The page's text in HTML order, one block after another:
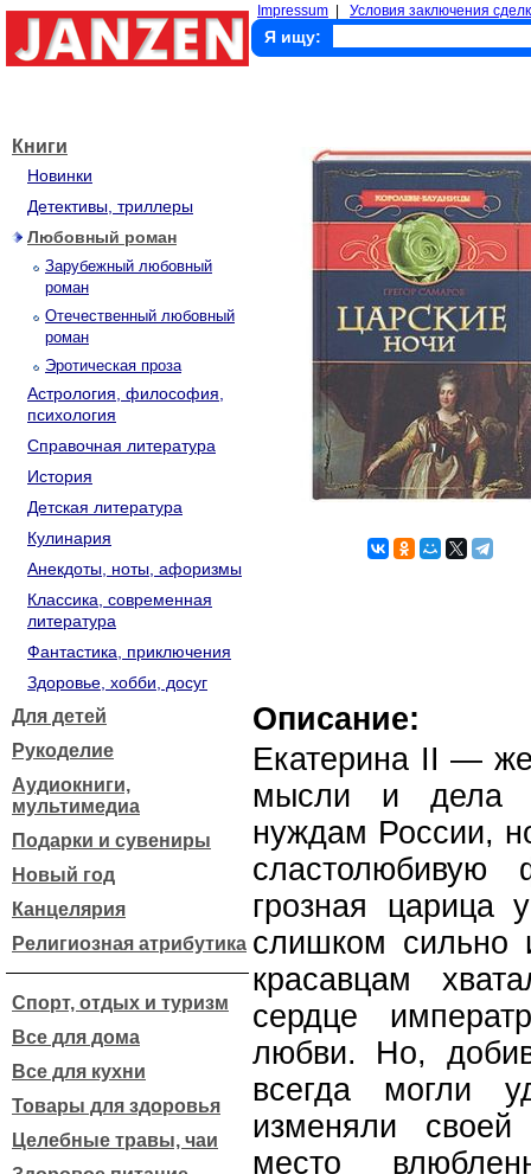
Impressum Условия заключения
Я ищу:
Книги
Новинки
Детективы, триллеры
Любовный роман
Зарубежный любовный
роман
Отечественный любовный
роман
Эротическая проза
Астрология, философия,
психология
Справочная литература
История
Детская литература
Кулинария
Анекдоты, ноты, афоризмы
Классика, современная
литература
Фантастика, приключения
Здоровье, хобби, досуг
Для детей
Рукоделие
Аудиокниги,
мультимедиа
Подарки и сувениры
Новый год
Канцелярия
Религиозная атрибутика
Спорт, отдых и туризм
Все для дома
Все для кухни
Товары для здоровья
Целебные травы, чаи
Описание:
Екатерина II —
мысли и дела
нуждам России,
грозная царица
слишком сильно
красавцам
сердце
любви. Но,
всегда могли
изменяли своей
место